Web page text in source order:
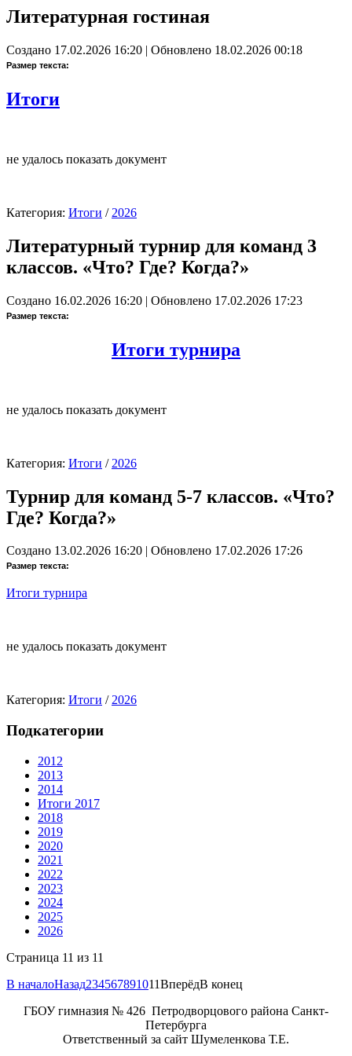
Литературная гостиная
Создано 17.02.2026 16:20 | Обновлено 18.02.2026 00:18
Размер текста:
Итоги
не удалось показать документ
Категория: Итоги / 2026
Литературный турнир для команд 3
классов. «Что? Где? Когда?»
Создано 16.02.2026 16:20 | Обновлено 17.02.2026 17:23
Размер текста:
Итоги турнира
не удалось показать документ
Категория: Итоги / 2026
Турнир для команд 5-7 классов. «Что?
Где? Когда?»
Создано 13.02.2026 16:20 | Обновлено 17.02.2026 17:26
Размер текста:
Итоги турнира
не удалось показать документ
Категория: Итоги /2026
Подкатегории
2012
2013
2014
Итоги 2017
2018
2019
2020
2021
2022
2023
2024
2025
2026
Страница 11 из 11
В началоНазад234567891011ВперёдВ конец
ГБОУ гимназия № 426 Петродворцового района Санкт-
Петербурга
Ответственный за сайт Шумеленкова Т.Е.